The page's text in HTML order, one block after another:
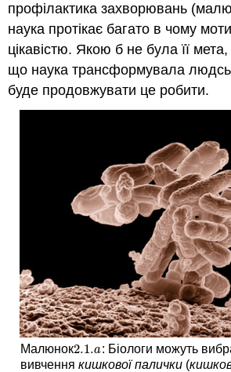
профілактика захворювань
наука протікає багато в чому
цікавістю. Якою б не була її
що наука трансформувала
буде продовжувати це робити.
Малюнок2.1.a
2.1.a: Біологи можуть
вивчення кишкової палички(